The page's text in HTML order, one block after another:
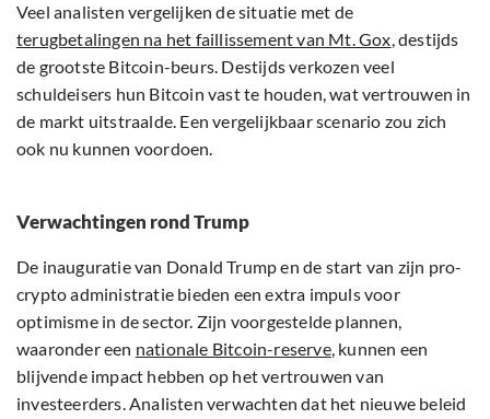
Veel analisten vergelijken de situatie met de
terugbetalingen na het faillissement van Mt. Gox, destijds
de grootste Bitcoin-beurs. Destijds verkozen veel
schuldeisers hun Bitcoin vast te houden, wat vertrouwen in
de markt uitstraalde. Een vergelijkbaar scenario zou zich
ook nu kunnen voordoen.
Verwachtingen rond Trump
De inauguratie van Donald Trump en de start van zijn pro-
crypto administratie bieden een extra impuls voor
optimisme in de sector. Zijn voorgestelde plannen,
waaronder een nationale Bitcoin-reserve, kunnen een
blijvende impact hebben op het vertrouwen van
investeerders. Analisten verwachten dat het nieuwe beleid